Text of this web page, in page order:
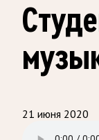
21 июня 2020